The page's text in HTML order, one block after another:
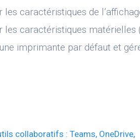
les caractéristiques de
les caractéristiques matérielles
imprimante par défaut et
collaboratifs : Teams, OneDrive,